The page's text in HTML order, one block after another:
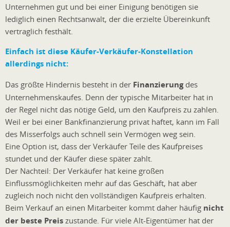
Unternehmen gut und bei einer Einigung benötigen sie
lediglich einen Rechtsanwalt, der die erzielte Übereinkunft
vertraglich festhält.
Einfach ist diese Käufer-Verkäufer-Konstellation
allerdings nicht:
Das größte Hindernis besteht in der Finanzierungdes
Unternehmenskaufes. Denn der typische Mitarbeiter hat in
der Regel nicht das nötige Geld, um den Kaufpreis zu zahlen.
Weil er bei einer Bankfinanzierung privat haftet, kann im Fall
des Misserfolgs auch schnell sein Vermögen weg sein.
Eine Option ist, dass der Verkäufer Teile des Kaufpreises
stundet und der Käufer diese später zahlt.
Der Nachteil: Der Verkäufer hat keine großen
Einflussmöglichkeiten mehr auf das Geschäft, hat aber
zugleich noch nicht den vollständigen Kaufpreis erhalten.
Beim Verkauf an einen Mitarbeiter kommt daher häufig nicht
der beste Preis zustande. Für viele Alt-Eigentümer hat der